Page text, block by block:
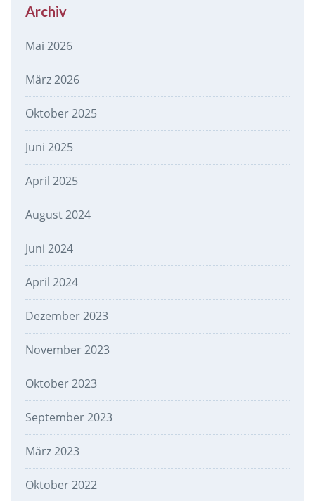
Archiv
Mai 2026
März 2026
Oktober 2025
Juni 2025
April 2025
August 2024
Juni 2024
April 2024
Dezember 2023
November 2023
Oktober 2023
September 2023
März 2023
Oktober 2022